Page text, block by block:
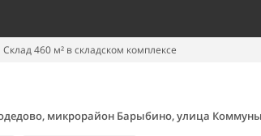
Склад 460 м² в складском комплексе
микрорайон Барыбино, улица